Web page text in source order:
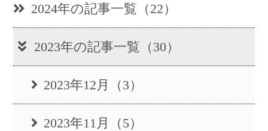
2024年の記事一覧（22）
2023年の記事一覧（30）
2023年12月（3）
2023年11月（5）